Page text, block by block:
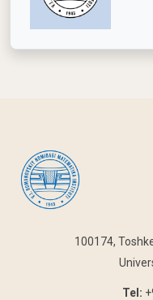
100174,
Tel: